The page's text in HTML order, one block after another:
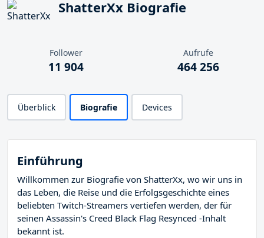
ShatterXx Biografie
Follower
11 904
Aufrufe
464 256
Überblick Biografie Devices
Einführung
Willkommen zur Biografie von ShatterXx, wo wir uns in
das Leben, die Reise und die Erfolgsgeschichte eines
beliebten Twitch-Streamers vertiefen werden, der für
seinen Assassin's Creed Black Flag Resynced -Inhalt
bekannt ist.